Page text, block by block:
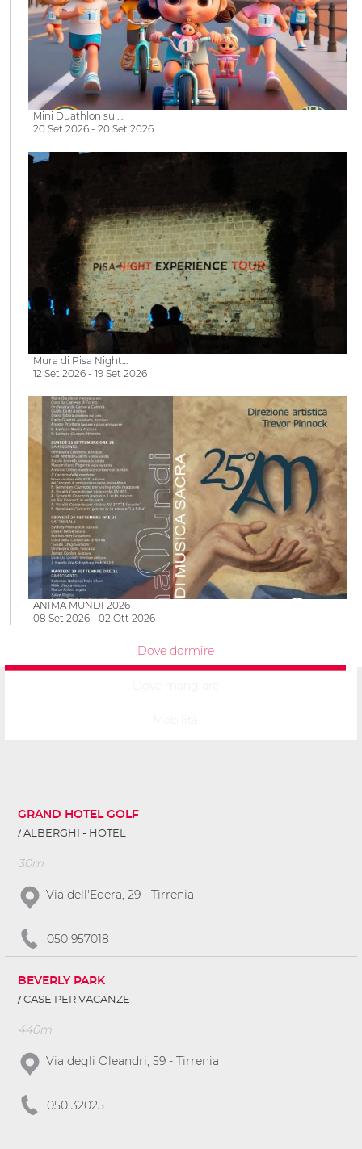
Mini Duathlon sui…
20 Set 2026 - 20 Set 2026
Mura di Pisa Night…
12 Set 2026 - 19 Set 2026
ANIMA MUNDI 2026
08 Set 2026 - 02 Ott 2026
Dove dormire
GRAND HOTEL GOLF
ALBERGHI - HOTEL
30m
Via dell'Edera, 29 - Tirrenia
050 957018
BEVERLY PARK
CASE PER VACANZE
440m
Via degli Oleandri, 59 - Tirrenia
050 32025